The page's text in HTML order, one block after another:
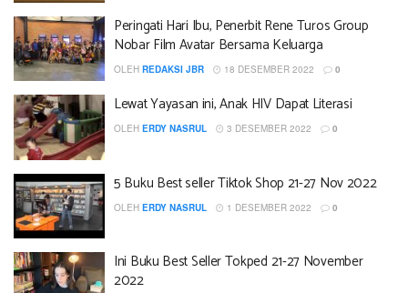
Peringati Hari Ibu, Penerbit Rene Turos Group
Nobar Film Avatar Bersama Keluarga
OLEH REDAKSI JBR 18 DESEMBER 2022 0
Lewat Yayasan ini, Anak HIV Dapat Literasi
OLEH ERDY NASRUL 3 DESEMBER 2022 0
5 Buku Best seller Tiktok Shop 21-27 Nov 2022
OLEH ERDY NASRUL 1 DESEMBER 2022 0
Ini Buku Best Seller Tokped 21-27 November
2022